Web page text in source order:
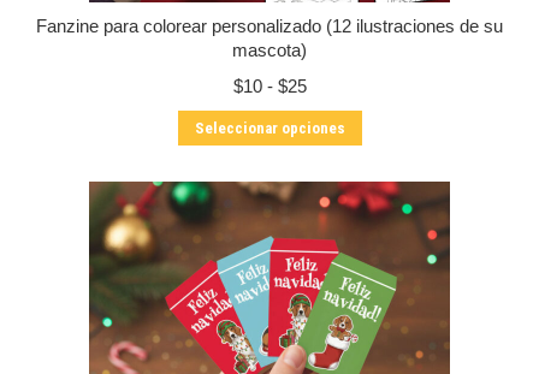
Fanzine para colorear personalizado (12 ilustraciones de su
mascota)
$10 - $25Rango
de
precios:
$10
hasta
$25
Seleccionar opciones
producto
múltiples
variantes.
opciones
se
pueden
elegir
en